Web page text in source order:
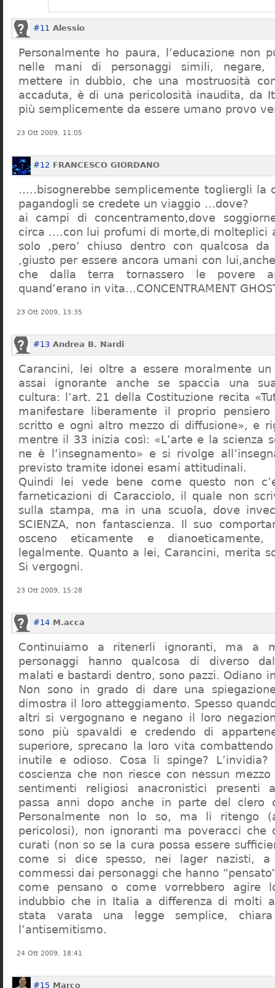
#11 Alessio
Personalmente ho paura, l’educazione non
nelle mani di personaggi simili, negare,
mettere in dubbio, che una mostruosità
accaduta, è di una pericolosità inaudita, da
più semplicemente da essere umano provo
23 Ott 2009, 11:05
#12 FRANCESCO GIORDANO
…..bisognerebbe semplicemente togliergli la
pagandogli se credete un viaggio …dove?
ai campi di concentramento,dove
circa ….con lui profumi di morte,di molteplici
solo ,pero’ chiuso dentro con qualcosa
,giusto per essere ancora umani con
che dalla terra tornassero le povere
quand’erano in vita…CONCENTRAMENT
23 Ott 2009, 13:35
#13 Andrea B. Nardi
Carancini, lei oltre a essere moralmente
assai ignorante anche se spaccia una
cultura: l’art. 21 della Costituzione recita
manifestare liberamente il proprio
scritto e ogni altro mezzo di diffusione», e
mentre il 33 inizia così: «L’arte e la scienza
ne è l’insegnamento» e si rivolge
previsto tramite idonei esami attitudinali.
Quindi lei vede bene come questo non
farneticazioni di Caracciolo, il quale non
sulla stampa, ma in una scuola, dove
SCIENZA, non fantascienza. Il suo
osceno eticamente e dianoeticamente,
legalmente. Quanto a lei, Carancini, merita
Si vergogni.
23 Ott 2009, 15:28
#14 M.acca
Continuiamo a ritenerli ignoranti, ma a
personaggi hanno qualcosa di diverso
malati e bastardi dentro, sono pazzi. Odiano
Non sono in grado di dare una
dimostra il loro atteggiamento. Spesso
altri si vergognano e negano il loro
sono più spavaldi e credendo di
superiore, sprecano la loro vita
inutile e odioso. Cosa li spinge?
coscienza che non riesce con nessun
sentimenti religiosi anacronistici presenti
passa anni dopo anche in parte del clero
Personalmente non lo so, ma li ritengo
pericolosi), non ignoranti ma poveracci che
curati (non so se la cura possa essere
come si dice spesso, nei lager nazisti,
commessi dai personaggi che hanno
come pensano o come vorrebbero agire
indubbio che in Italia a differenza di molti
stata varata una legge semplice,
l’antisemitismo.
24 Ott 2009, 18:41
#15 Marco